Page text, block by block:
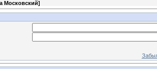
Московский]